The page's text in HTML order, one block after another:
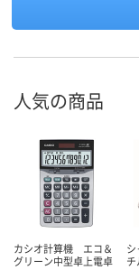
人気の商品
カシオ計算機 エコ＆
グリーン中型卓上電卓
シ